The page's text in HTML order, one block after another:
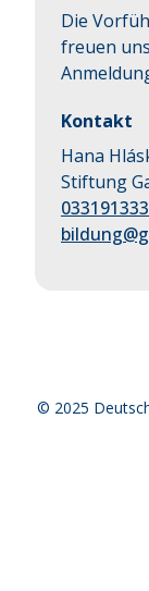
Die
freuen
Kontakt
Hana
Stiftung
© 2025